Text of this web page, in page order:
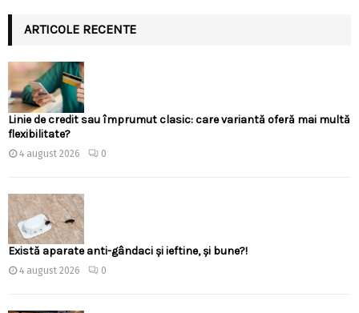
ARTICOLE RECENTE
Linie de credit sau împrumut clasic: care variantă oferă mai multă
flexibilitate?
4 august 2026 0
Există aparate anti-gândaci și ieftine, și bune?!
4 august 2026 0